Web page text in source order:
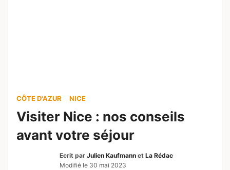
CÔTE D'AZUR NICE
Visiter Nice : nos conseils
avant votre séjour
Ecrit par Julien Kaufmann et La Rédac
Modifié le 30 mai 2023